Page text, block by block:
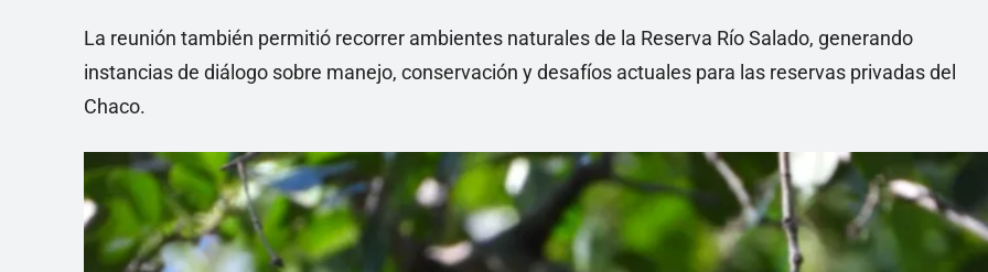
La reunión también permitió recorrer ambientes naturales de la Reserva Río Salado, generando
instancias de diálogo sobre manejo, conservación y desafíos actuales para las reservas privadas del
Chaco.